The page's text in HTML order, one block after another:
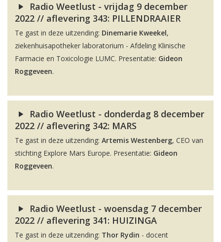
Radio Weetlust - vrijdag 9 december
2022 // aflevering 343: PILLENDRAAIER
Te gast in deze uitzending: Dinemarie Kweekel,
ziekenhuisapotheker laboratorium - Afdeling Klinische
Farmacie en Toxicologie LUMC. Presentatie: Gideon
Roggeveen.
Radio Weetlust - donderdag 8 december
2022 // aflevering 342: MARS
Te gast in deze uitzending: Artemis Westenberg, CEO van
stichting Explore Mars Europe. Presentatie: Gideon
Roggeveen.
Radio Weetlust - woensdag 7 december
2022 // aflevering 341: HUIZINGA
Te gast in deze uitzending: Thor Rydin - docent